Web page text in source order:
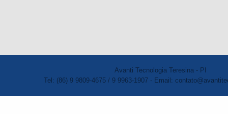
Avanti Tecnologia Teresina - PI
Tel: (86) 9 9809-4675 / 9 9963-1907 - Email: